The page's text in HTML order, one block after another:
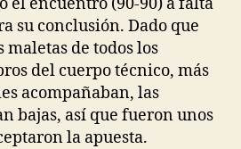
su conclusión. Dado que
de todos los
del cuerpo técnico, más
acompañaban, las
bajas, así que fueron unos
la apuesta.